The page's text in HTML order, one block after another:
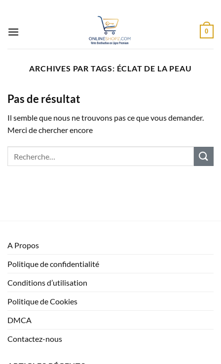
contenu
0
ARCHIVES PAR TAGS: ÉCLAT DE LA PEAU
Pas de résultat
Il semble que nous ne trouvons pas ce que vous demander.
Merci de chercher encore
A Propos
Politique de confidentialité
Conditions d’utilisation
Politique de Cookies
DMCA
Contactez-nous